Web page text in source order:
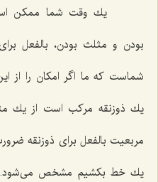
یك وقت شما ممكن
بودن و مثلث بودن، بالفعل
شماست كه ما اگر امكان را از
یك ذوزنقه مركب است از یك
مربعیت بالفعل براى ذوزنقه
یك خط بكشیم مشخص مى‌شود.